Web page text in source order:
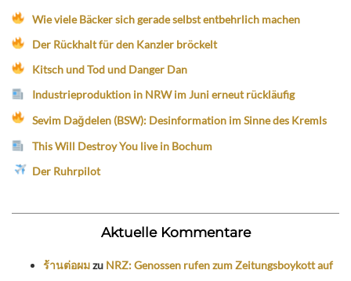
Wie viele Bäcker sich gerade selbst entbehrlich machen
Der Rückhalt für den Kanzler bröckelt
Kitsch und Tod und Danger Dan
Industrieproduktion in NRW im Juni erneut rückläufig
Sevim Dağdelen (BSW): Desinformation im Sinne des Kremls
This Will Destroy You live in Bochum
Der Ruhrpilot
Aktuelle Kommentare
ร้านต่อผมzu NRZ: Genossen rufen zum Zeitungsboykott auf